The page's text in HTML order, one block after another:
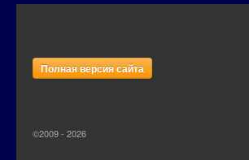
Полная версия сайта
©2009 - 2026